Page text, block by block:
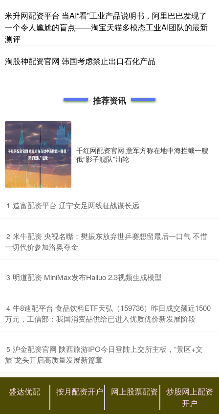
米升网配资平台 当AI“看”工业产品说明书，阿里巴巴发现了
一个令人尴尬的盲点——淘宝天猫多模态工业AI团队的最新
测评
淘股神配资官网 韩国考虑禁止出口石化产品
推荐资讯
千红网配资官网 意军方称在地中海拦截一艘
俄“影子舰队”油轮
1 ​造富配资平台 辽宁女足两线征战谋长远
2 ​米牛配资 央视名嘴：樊振东放弃世乒赛想留最后一口气 不惜
一切代价参加洛奥夺金
3 ​明道配资 MiniMax发布Hailuo 2.3视频生成模型
4 ​牛8速配平台 食品饮料ETF天弘（159736）昨日成交额近1500
万元，工信部：我国消费品供给已进入优质优价新发展阶段
5 ​沪金配资官网 陕西旅游IPO今日登陆上交所主板，“景区+文
旅”龙头开启高质量发展新篇章
盛达优配 按月配资开户 网上股票配资
炒股网上配资
开户